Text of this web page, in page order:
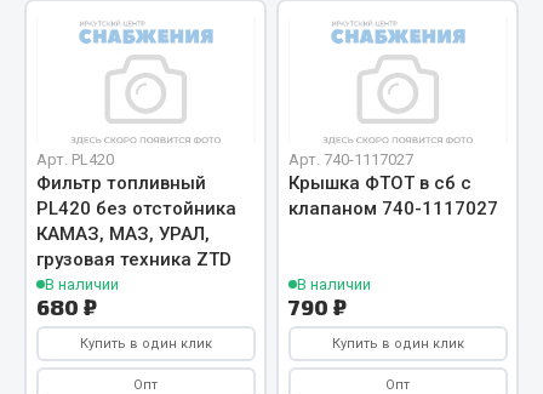
Система выпуска газа
Система охлаждения
Сцепление
Коробка передач
Коробка передач ZF
Показать ещё
Весь раздел
Запчасти МАЗ
Система питания
Арт. PL420
Фильтр топливный
PL420 без отстойника
КАМАЗ, МАЗ, УРАЛ,
грузовая техника ZTD
В наличии
680 ₽
Купить в один клик
Опт
Арт. 740-1117027
Крышка ФТОТ в сб с
клапаном 740-1117027
В наличии
790 ₽
Купить в один клик
Опт